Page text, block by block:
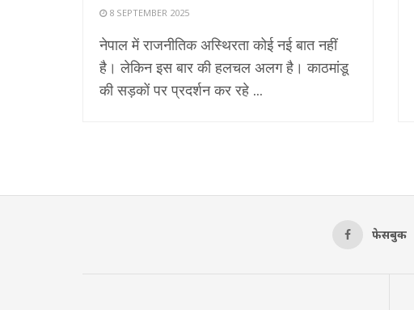
8 SEPTEMBER 2025
नेपाल में राजनीतिक अस्थिरता कोई नई बात नहीं
है। लेकिन इस बार की हलचल अलग है। काठमांडू
की सड़कों पर प्रदर्शन कर रहे ...
फेसबुक